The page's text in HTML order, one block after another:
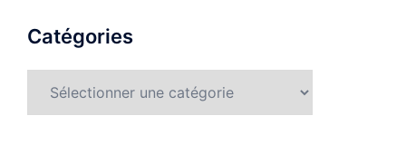
Catégories